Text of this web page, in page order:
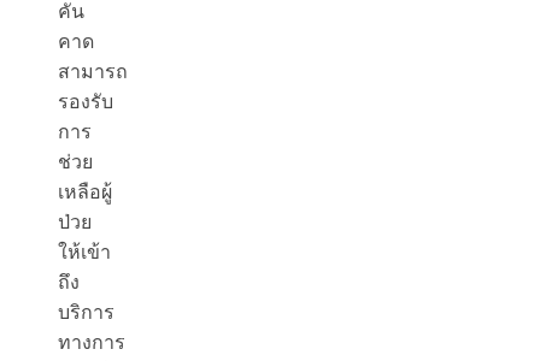
คัน
คาด
สามารถ
รองรับ
การ
ช่วย
เหลือผู้
ป่วย
ให้เข้า
ถึง
บริการ
ทางการ